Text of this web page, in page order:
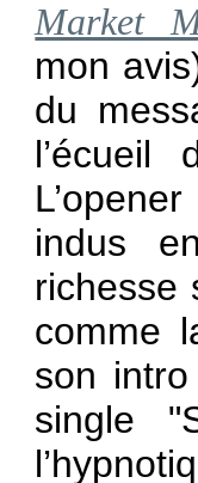
Market
mon
du
indus
richesse
comme
son
single